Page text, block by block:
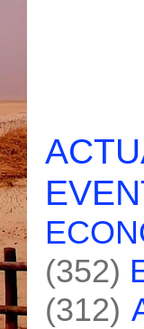
(352)
(312)